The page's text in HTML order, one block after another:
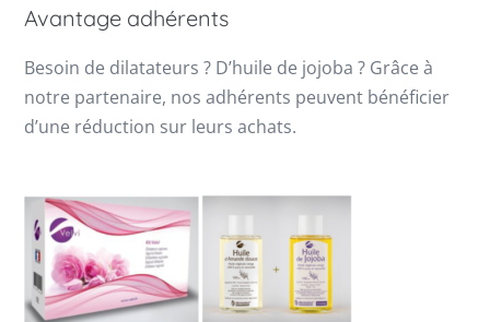
Avantage adhérents
Besoin de dilatateurs ? D’huile de jojoba ? Grâce à
notre partenaire, nos adhérents peuvent bénéficier
d’une réduction sur leurs achats.